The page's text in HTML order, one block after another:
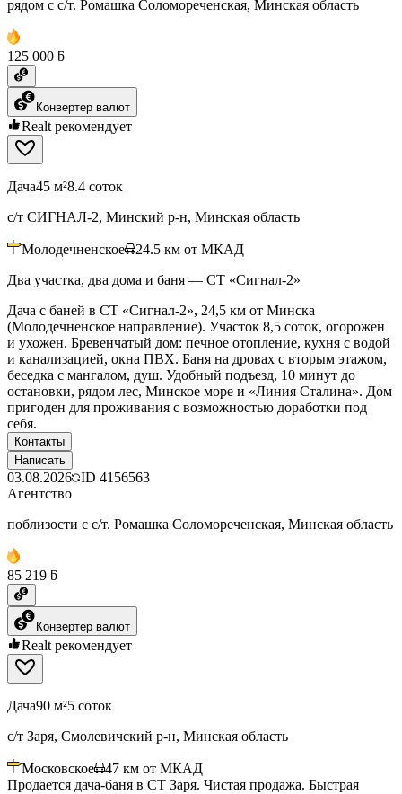
рядом с с/т. Ромашка Соломореченская, Минская область
125 000 ƃ
Конвертер валют
Realt рекомендует
Дача45 м²8.4 соток
с/т СИГНАЛ-2, Минский р-н, Минская область
Молодечненское 24.5 км от МКАД
Два участка, два дома и баня — СТ «Сигнал‑2»
Дача с баней в СТ «Сигнал-2», 24,5 км от Минска
(Молодечненское направление). Участок 8,5 соток, огорожен
и ухожен. Бревенчатый дом: печное отопление, кухня с водой
и канализацией, окна ПВХ. Баня на дровах с вторым этажом,
беседка с мангалом, душ. Удобный подъезд, 10 минут до
остановки, рядом лес, Минское море и «Линия Сталина». Дом
пригоден для проживания с возможностью доработки под
себя.
Контакты
Написать
03.08.2026 ID 4156563
Агентство
поблизости с с/т. Ромашка Соломореченская, Минская область
85 219 ƃ
Конвертер валют
Realt рекомендует
Дача90 м²5 соток
с/т Заря, Смолевичский р-н, Минская область
Московское 47 км от МКАД
Продается дача-баня в СТ Заря. Чистая продажа. Быстрая